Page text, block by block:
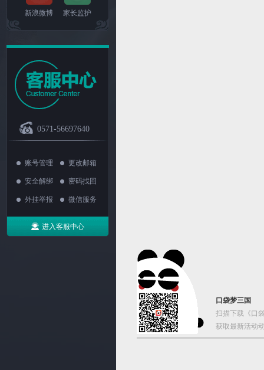
新浪微博 家长监护
0571-56697640
账号管理 更改邮箱
安全解绑 密码找回
外挂举报 微信服务
进入客服中心
口袋梦三国
扫描下载《口
获取最新活动